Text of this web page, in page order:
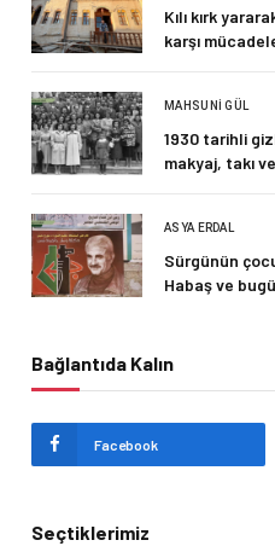
Kılı kırk
karşı
MAHSUNI GÜL
1930 tarihli
makyaj, takı
ASYA ERDAL
Sürgünün
Habaş ve
Bağlantıda Kalın
Facebook
Seçtiklerimiz